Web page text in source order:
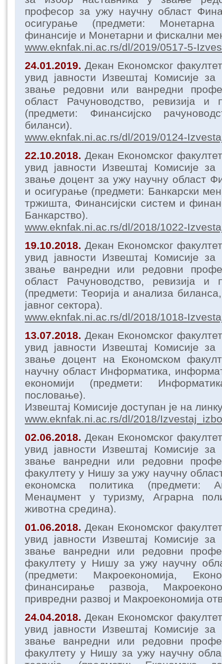
професор за ужу научну област
осигурање (предмети:
финансије и Монетарни и фискални
www.eknfak.ni.ac.rs/dl/2019/0517-5-
24.01.2019. Декан Економског
увид јавности Извештај Комисије
звање редовни или ванредни
област Рачуноводство, ревизија и
(предмети: Финансијско
биланси).
www.eknfak.ni.ac.rs/dl/2019/0124-
22.10.2018. Декан Економског
увид јавности Извештај Комисије
звањe доцент за ужу научну област
и осигурање (предмети: Банкарски
тржишта, Финансијски систем и
Банкарство).
www.eknfak.ni.ac.rs/dl/2018/1022-
19.10.2018. Декан Економског
увид јавности Извештај Комисије
звање ванредни или редовни
област Рачуноводство, ревизија и
(предмети: Теорија и анализа
јавног сектора).
www.eknfak.ni.ac.rs/dl/2018/1018-
13.07.2018. Декан Економског
увид јавности Извештај Комисије
звање доцент на Економском
научну област Информатика,
економији (предмети:
пословање).
Извештај Комисије доступан је на
www.eknfak.ni.ac.rs/dl/2018/
02.06.2018. Декан Економског
увид јавности Извештај Комисије
звање ванредни или редовни
факултету у Нишу за ужу научну
економска политика (предмети:
Менаџмент у туризму, Аграрна
животна средина).
01.06.2018. Декан Економског
увид јавности Извештај Комисије
звање ванредни или редовни
факултету у Нишу за ужу научну
(предмети: Макроекономија,
финансирање развоја,
привредни развој и Макроекономија
24.04.2018. Декан Економског
увид јавности Извештај Комисије
звање ванредни или редовни
факултету у Нишу за ужу научну